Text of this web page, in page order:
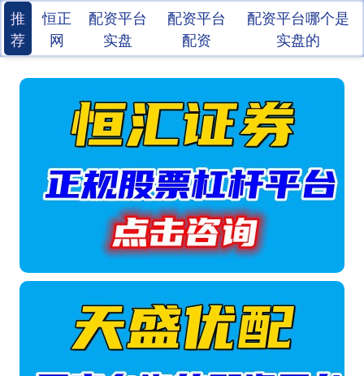
推
荐
恒正
网
配资平台
实盘
配资平台
配资
配资平台哪个是
实盘的